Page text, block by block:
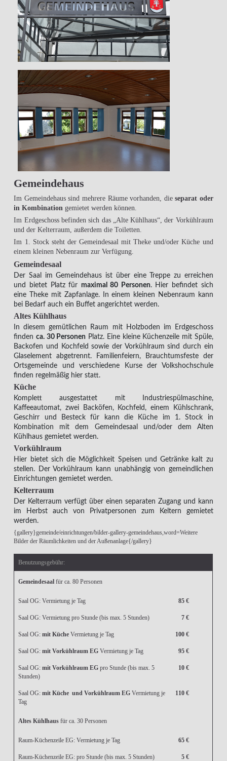
Gemeindehaus
Im Gemeindehaus sind mehrere Räume vorhanden, dieseparat oder
in Kombination gemietet werden können.
Im Erdgeschoss befinden sich das „Alte Kühlhaus“, der Vorkühlraum
und der Kelterraum, außerdem die Toiletten.
Im 1. Stock steht der Gemeindesaal mit Theke und/oder Küche und
einem kleinen Nebenraum zur Verfügung.
Gemeindesaal
Der Saal im Gemeindehaus ist über eine Treppe zu erreichen
und bietet Platz für maximal 80 Personen. Hier befindet sich
eine Theke mit Zapfanlage. In einem kleinen Nebenraum kann
bei Bedarf auch ein Buffet angerichtet werden.
Altes Kühlhaus
In diesem gemütlichen Raum mit Holzboden im Erdgeschoss
findenca. 30 Personen Platz. Eine kleine Küchenzeile mit Spüle,
Backofen und Kochfeld sowie der Vorkühlraum sind durch ein
Glaselement abgetrennt. Familienfeiern, Brauchtumsfeste der
Ortsgemeinde und verschiedene Kurse der Volkshochschule
finden regelmäßig hier statt.
Küche
Komplett ausgestattet mit Industriespülmaschine,
Kaffeeautomat, zwei Backöfen, Kochfeld, einem Kühlschrank,
Geschirr und Besteck für kann die Küche im 1. Stock in
Kombination mit dem Gemeindesaal und/oder dem Alten
Kühlhaus gemietet werden.
Vorkühlraum
Hier bietet sich die Möglichkeit Speisen und Getränke kalt zu
stellen. Der Vorkühlraum kann unabhängig von gemeindlichen
Einrichtungen gemietet werden.
Kelterraum
Der Kelterraum verfügt über einen separaten Zugang und kann
im Herbst auch von Privatpersonen zum Keltern gemietet
werden.
{gallery}gemeinde/einrichtungen/bilder-gallery-gemeindehaus,word=Weitere
Bilder der Räumlichkeiten und der Außenanlage{/gallery}
Benutzungsgebühr:
Gemeindesaalfür ca. 80 Personen
Saal OG: Vermietung je Tag 85 €
Saal OG: Vermietung pro Stunde (bis max. 5 Stunden) 7 €
Saal OG: mit KücheVermietung je Tag 100 €
Saal OG:mit Vorkühlraum EGVermietung je Tag 95 €
Saal OG: mit Vorkühlraum EG pro Stunde (bis max. 5
Stunden)
10 €
Saal OG: mit Küche und Vorkühlraum EGVermietung je
Tag
110 €
Altes Kühlhausfür ca. 30 Personen
Raum-Küchenzeile EG: Vermietung je Tag 65 €
Raum-Küchenzeile EG: pro Stunde (bis max. 5 Stunden) 5 €